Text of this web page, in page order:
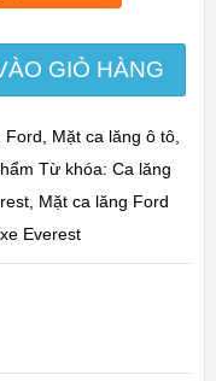
GIỎ HÀNG
Ford, Mặt ca lăng ô tô,
Từ khóa: Ca lăng
, Mặt ca lăng Ford
Everest